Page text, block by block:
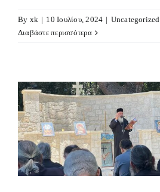
By xk | 10 Ιουλίου, 2024 | Uncategorized
Διαβάστε περισσότερα